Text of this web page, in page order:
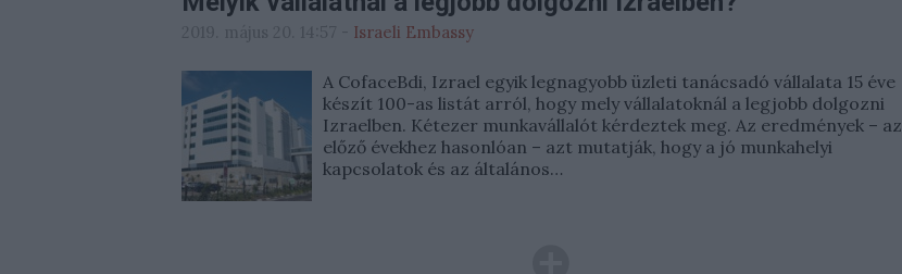
Israeli Embassy
A CofaceBdi, Izrael egyik legnagyobb üzleti tanácsadó vállalata 15 éve
készít 100-as listát arról, hogy mely vállalatoknál a legjobb dolgozni
Izraelben. Kétezer munkavállalót kérdeztek meg. Az eredmények – az
előző évekhez hasonlóan – azt mutatják, hogy a jó munkahelyi
kapcsolatok és az általános…